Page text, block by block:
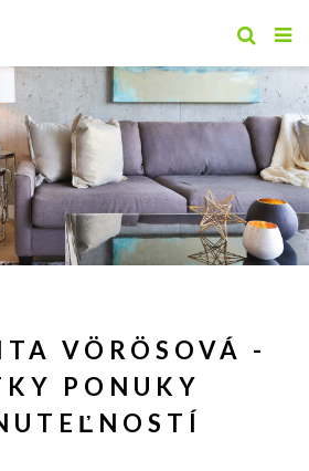
VÖRÖSOVÁ -
PONUKY